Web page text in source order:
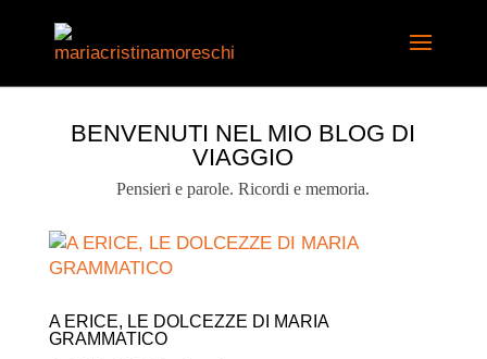
BENVENUTI NEL MIO BLOG DI
VIAGGIO
Pensieri e parole. Ricordi e memoria.
A ERICE, LE DOLCEZZE DI MARIA
GRAMMATICO